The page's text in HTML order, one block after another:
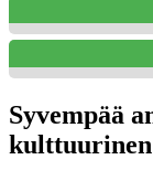
Syvempää